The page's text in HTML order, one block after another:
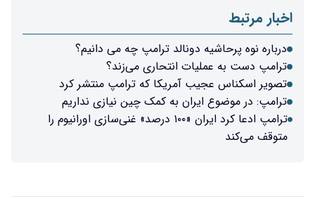
اخبار مرتبط
درباره نوه پرحاشیه دونالد ترامپ چه می دانیم؟
ترامپ دست به عملیات انتحاری می‌زند؟
تصویر اسکناس عجیب آمریکا که ترامپ منتشر کرد
ترامپ: در موضوع ایران به کمک چین نیازی نداریم
ترامپ ادعا کرد ایران «۱۰۰ درصد» غنی‌سازی اورانیوم را
متوقف می‌کند